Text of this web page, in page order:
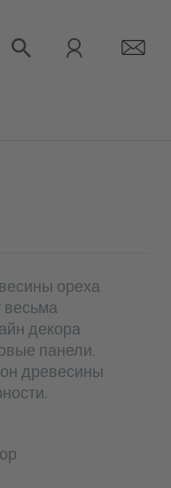
ореха
весьма
декора
панели.
древесины